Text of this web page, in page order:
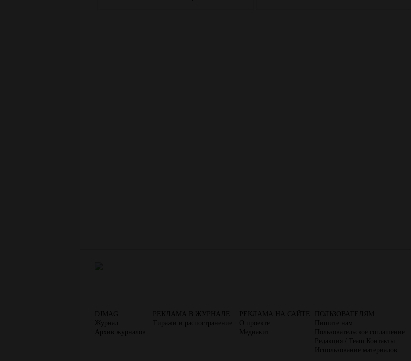
DJMAG
Журнал
Архив журналов
РЕКЛАМА В ЖУРНАЛЕ
Тиражи и распостранение
РЕКЛАМА НА САЙТЕ
О проекте
Медиакит
ПОЛЬЗОВАТЕЛЯМ
Пишите нам
Пользовательское соглашение
Редакция / Team Контакты
Использование материалов